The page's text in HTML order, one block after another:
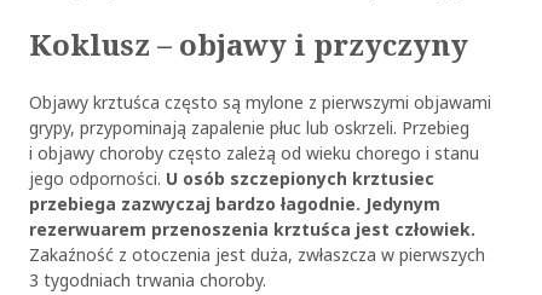
Koklusz – objawy i przyczyny
Objawy krztuśca często są mylone z pierwszymi objawami
grypy, przypominają zapalenie płuc lub oskrzeli. Przebieg
i objawy choroby często zależą od wieku chorego i stanu
jego odporności. U osób szczepionych krztusiec
przebiega zazwyczaj bardzo łagodnie. Jedynym
rezerwuarem przenoszenia krztuśca jest człowiek.
Zakaźność z otoczenia jest duża, zwłaszcza w pierwszych
3 tygodniach trwania choroby.